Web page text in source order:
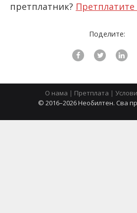
претплатник? Претплатите
Поделите:
О нама | Претплата |
© 2016–2026 Необилтен. Сва